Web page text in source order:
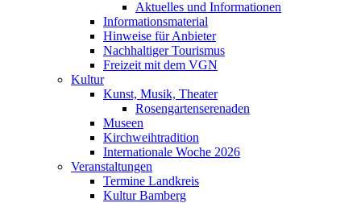
Aktuelles und Informationen
Informationsmaterial
Hinweise für Anbieter
Nachhaltiger Tourismus
Freizeit mit dem VGN
Kultur
Kunst, Musik, Theater
Rosengartenserenaden
Museen
Kirchweihtradition
Internationale Woche 2026
Veranstaltungen
Termine Landkreis
Kultur Bamberg